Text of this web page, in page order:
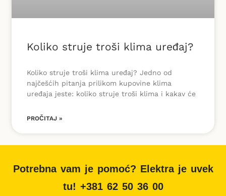
Koliko struje troši klima uređaj?
Koliko struje troši klima uređaj? Jedno od
najčešćih pitanja prilikom kupovine klima
uređaja jeste: koliko struje troši klima i kakav će
PROČITAJ »
Potrebna vam je pomoć? Elektra je uvek
tu! +381 62 50 36 00